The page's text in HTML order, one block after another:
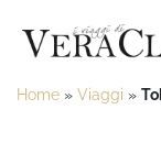
Home » Viaggi »